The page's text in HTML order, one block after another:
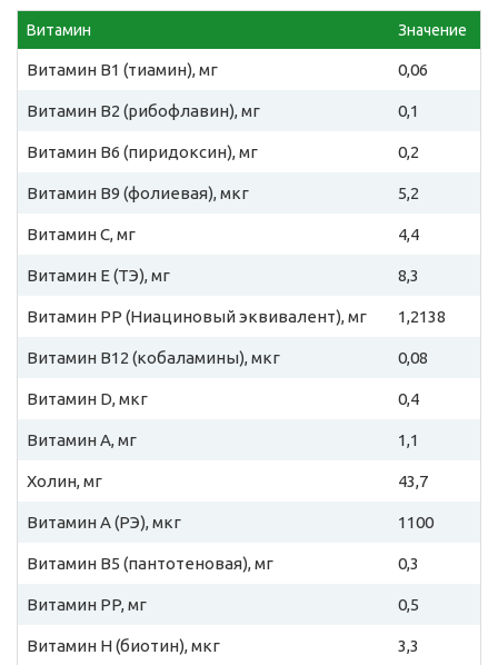
Витамин Значение
Витамин B1 (тиамин), мг 0,06
Витамин B2 (рибофлавин), мг 0,1
Витамин B6 (пиридоксин), мг 0,2
Витамин B9 (фолиевая), мкг 5,2
Витамин C, мг 4,4
Витамин E (ТЭ), мг 8,3
Витамин PP (Ниациновый эквивалент), мг 1,2138
Витамин B12 (кобаламины), мкг 0,08
Витамин D, мкг 0,4
Витамин A, мг 1,1
Холин, мг 43,7
Витамин A (РЭ), мкг 1100
Витамин B5 (пантотеновая), мг 0,3
Витамин PP, мг 0,5
Витамин H (биотин), мкг 3,3